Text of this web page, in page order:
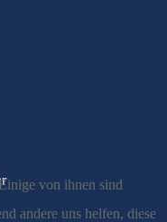
von ihnen sind
andere uns helfen, diese